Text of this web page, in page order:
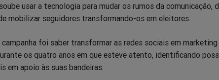
usar a tecnologia para mudar os rumos da comunicação,
mobilizar seguidores transformando-os em eleitores.
campanha foi saber transformar as redes sociais em
os quatro anos em que esteve atento, identificando
em apoio às suas bandeiras.